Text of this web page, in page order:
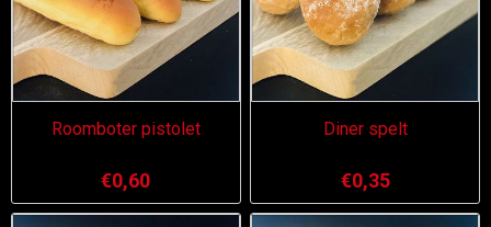
Roomboter pistolet
€0,60
Diner spelt
€0,35